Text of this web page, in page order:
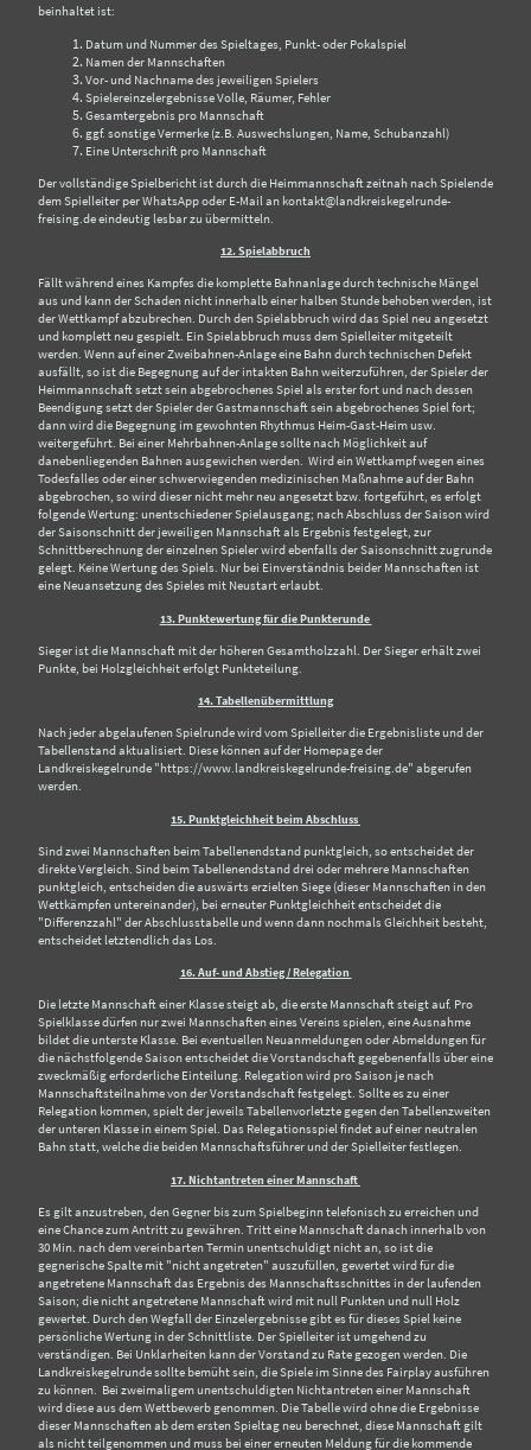
beinhaltet ist:
Datum und Nummer des Spieltages, Punkt- oder Pokalspiel
Namen der Mannschaften
Vor- und Nachname des jeweiligen Spielers
Spielereinzelergebnisse Volle, Räumer, Fehler
Gesamtergebnis pro Mannschaft
ggf. sonstige Vermerke (z.B. Auswechslungen, Name, Schubanzahl)
Eine Unterschrift pro Mannschaft
Der vollständige Spielbericht ist durch die Heimmannschaft zeitnah nach Spielende
dem Spielleiter per WhatsApp oder E-Mail an kontakt@landkreiskegelrunde-
freising.de eindeutig lesbar zu übermitteln.
12. Spielabbruch
Fällt während eines Kampfes die komplette Bahnanlage durch technische Mängel
aus und kann der Schaden nicht innerhalb einer halben Stunde behoben werden, ist
der Wettkampf abzubrechen. Durch den Spielabbruch wird das Spiel neu angesetzt
und komplett neu gespielt. Ein Spielabbruch muss dem Spielleiter mitgeteilt
werden. Wenn auf einer Zweibahnen-Anlage eine Bahn durch technischen Defekt
ausfällt, so ist die Begegnung auf der intakten Bahn weiterzuführen, der Spieler der
Heimmannschaft setzt sein abgebrochenes Spiel als erster fort und nach dessen
Beendigung setzt der Spieler der Gastmannschaft sein abgebrochenes Spiel fort;
dann wird die Begegnung im gewohnten Rhythmus Heim-Gast-Heim usw.
weitergeführt. Bei einer Mehrbahnen-Anlage sollte nach Möglichkeit auf
danebenliegenden Bahnen ausgewichen werden. Wird ein Wettkampf wegen eines
Todesfalles oder einer schwerwiegenden medizinischen Maßnahme auf der Bahn
abgebrochen, so wird dieser nicht mehr neu angesetzt bzw. fortgeführt, es erfolgt
folgende Wertung: unentschiedener Spielausgang; nach Abschluss der Saison wird
der Saisonschnitt der jeweiligen Mannschaft als Ergebnis festgelegt, zur
Schnittberechnung der einzelnen Spieler wird ebenfalls der Saisonschnitt zugrunde
gelegt. Keine Wertung des Spiels. Nur bei Einverständnis beider Mannschaften ist
eine Neuansetzung des Spieles mit Neustart erlaubt.
13. Punktewertung für die Punkterunde
Sieger ist die Mannschaft mit der höheren Gesamtholzzahl. Der Sieger erhält zwei
Punkte, bei Holzgleichheit erfolgt Punkteteilung.
14. Tabellenübermittlung
Nach jeder abgelaufenen Spielrunde wird vom Spielleiter die Ergebnisliste und der
Tabellenstand aktualisiert. Diese können auf der Homepage der
Landkreiskegelrunde "https://www.landkreiskegelrunde-freising.de" abgerufen
werden.
15. Punktgleichheit beim Abschluss
Sind zwei Mannschaften beim Tabellenendstand punktgleich, so entscheidet der
direkte Vergleich. Sind beim Tabellenendstand drei oder mehrere Mannschaften
punktgleich, entscheiden die auswärts erzielten Siege (dieser Mannschaften in den
Wettkämpfen untereinander), bei erneuter Punktgleichheit entscheidet die
"Differenzzahl" der Abschlusstabelle und wenn dann nochmals Gleichheit besteht,
entscheidet letztendlich das Los.
16. Auf- und Abstieg / Relegation
Die letzte Mannschaft einer Klasse steigt ab, die erste Mannschaft steigt auf. Pro
Spielklasse dürfen nur zwei Mannschaften eines Vereins spielen, eine Ausnahme
bildet die unterste Klasse. Bei eventuellen Neuanmeldungen oder Abmeldungen für
die nächstfolgende Saison entscheidet die Vorstandschaft gegebenenfalls über eine
zweckmäßig erforderliche Einteilung. Relegation wird pro Saison je nach
Mannschaftsteilnahme von der Vorstandschaft festgelegt. Sollte es zu einer
Relegation kommen, spielt der jeweils Tabellenvorletzte gegen den Tabellenzweiten
der unteren Klasse in einem Spiel. Das Relegationsspiel findet auf einer neutralen
Bahn statt, welche die beiden Mannschaftsführer und der Spielleiter festlegen.
17. Nichtantreten einer Mannschaft
Es gilt anzustreben, den Gegner bis zum Spielbeginn telefonisch zu erreichen und
eine Chance zum Antritt zu gewähren. Tritt eine Mannschaft danach innerhalb von
30 Min. nach dem vereinbarten Termin unentschuldigt nicht an, so ist die
gegnerische Spalte mit "nicht angetreten" auszufüllen, gewertet wird für die
angetretene Mannschaft das Ergebnis des Mannschaftsschnittes in der laufenden
Saison; die nicht angetretene Mannschaft wird mit null Punkten und null Holz
gewertet. Durch den Wegfall der Einzelergebnisse gibt es für dieses Spiel keine
persönliche Wertung in der Schnittliste. Der Spielleiter ist umgehend zu
verständigen. Bei Unklarheiten kann der Vorstand zu Rate gezogen werden. Die
Landkreiskegelrunde sollte bemüht sein, die Spiele im Sinne des Fairplay ausführen
zu können. Bei zweimaligem unentschuldigten Nichtantreten einer Mannschaft
wird diese aus dem Wettbewerb genommen. Die Tabelle wird ohne die Ergebnisse
dieser Mannschaften ab dem ersten Spieltag neu berechnet, diese Mannschaft gilt
als nicht teilgenommen und muss bei einer erneuten Meldung für die kommende